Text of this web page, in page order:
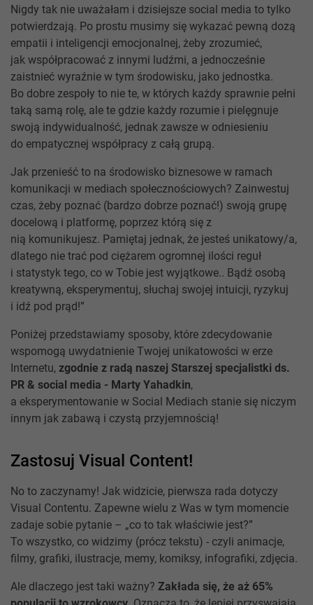
Nigdy tak nie uważałam i dzisiejsze social media to tylko
potwierdzają. Po prostu musimy się wykazać pewną dozą
empatii i inteligencji emocjonalnej, żeby zrozumieć,
jak współpracować z innymi ludźmi, a jednocześnie
zaistnieć wyraźnie w tym środowisku, jako jednostka.
Bo dobre zespoły to nie te, w których każdy sprawnie pełni
taką samą rolę, ale te gdzie każdy rozumie i pielęgnuje
swoją indywidualność, jednak zawsze w odniesieniu
do empatycznej współpracy z całą grupą.
Jak przenieść to na środowisko biznesowe w ramach
komunikacji w mediach społecznościowych? Zainwestuj
czas, żeby poznać (bardzo dobrze poznać!) swoją grupę
docelową i platformę, poprzez którą się z
nią komunikujesz. Pamiętaj jednak, że jesteś unikatowy/a,
dlatego nie trać pod ciężarem ogromnej ilości reguł
i statystyk tego, co w Tobie jest wyjątkowe.. Bądź osobą
kreatywną, eksperymentuj, słuchaj swojej intuicji, ryzykuj
i idź pod prąd!”
Poniżej przedstawiamy sposoby, które zdecydowanie
wspomogą uwydatnienie Twojej unikatowości w erze
Internetu, zgodnie z radą naszej Starszej specjalistki ds.
PR & social media - Marty Yahadkin,
a eksperymentowanie w Social Mediach stanie się niczym
innym jak zabawą i czystą przyjemnością!
Zastosuj Visual Content!
No to zaczynamy! Jak widzicie, pierwsza rada dotyczy
Visual Contentu. Zapewne wielu z Was w tym momencie
zadaje sobie pytanie – „co to tak właściwie jest?”
To wszystko, co widzimy (prócz tekstu) - czyli animacje,
filmy, grafiki, ilustracje, memy, komiksy, infografiki, zdjęcia.
Ale dlaczego jest taki ważny? Zakłada się, że aż 65%